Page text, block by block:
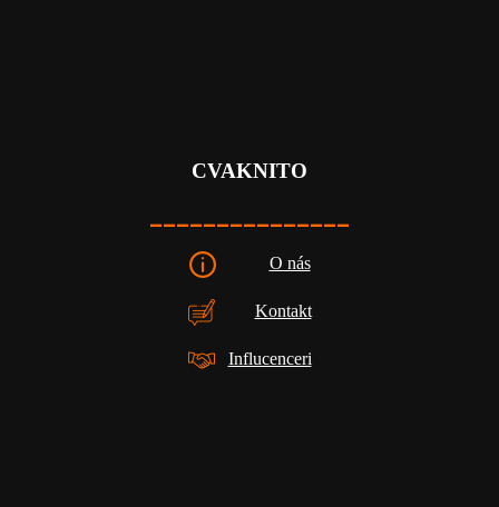
CVAKNITO
_______________
O nás
Kontakt
Influcenceri